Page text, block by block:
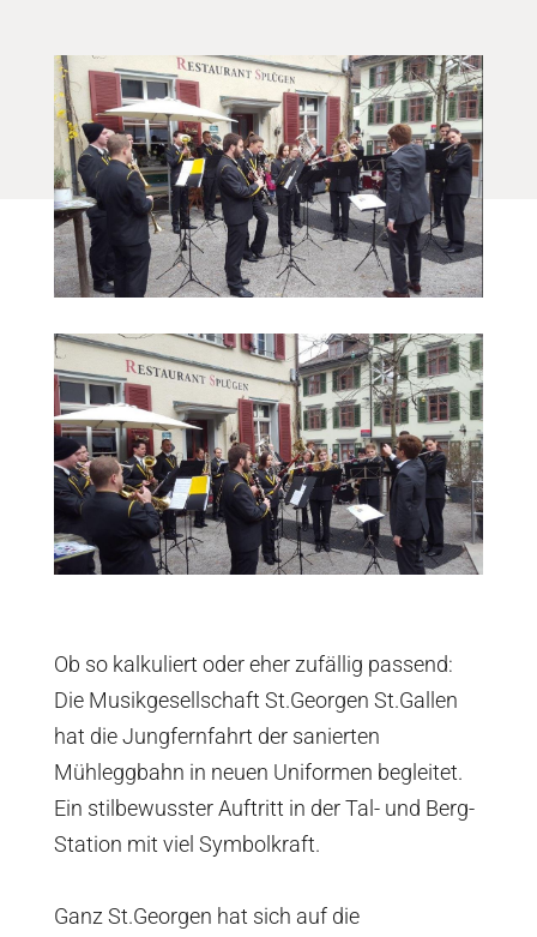
Ob so kalkuliert oder eher zufällig passend:
Die Musikgesellschaft St.Georgen St.Gallen
hat die Jungfernfahrt der sanierten
Mühleggbahn in neuen Uniformen begleitet.
Ein stilbewusster Auftritt in der Tal- und Berg-
Station mit viel Symbolkraft.
Ganz St.Georgen hat sich auf die